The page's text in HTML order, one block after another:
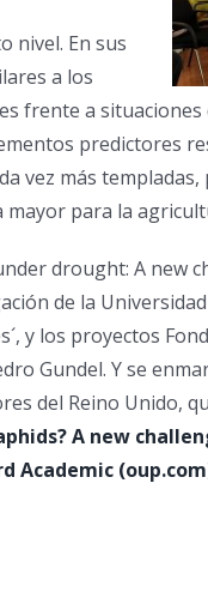
nivel. En sus
a los
frente a
predictores
vez más
para la
drought: A new
de la
y los proyectos
Gundel. Y se
del Reino Unido,
A new
Academic